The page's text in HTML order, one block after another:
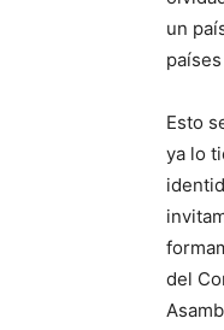
un
Esto
ya lo
del